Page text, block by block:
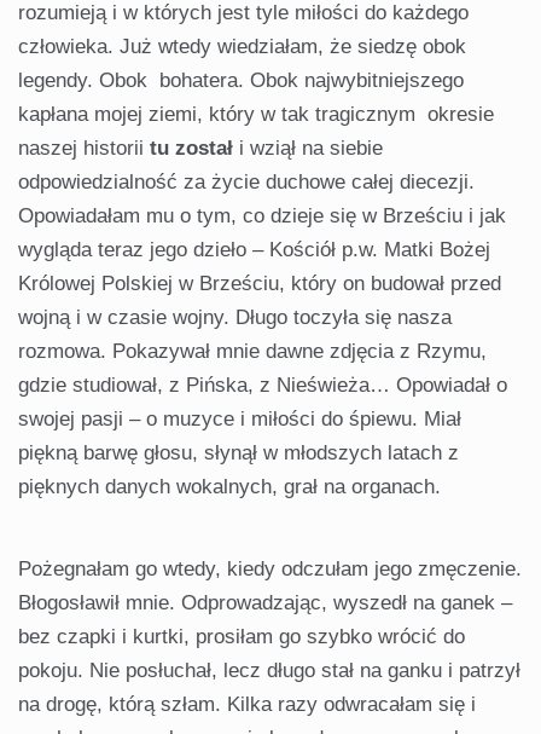
rozumieją i w których jest tyle miłości do każdego
człowieka. Już wtedy wiedziałam, że siedzę obok
legendy. Obok bohatera. Obok najwybitniejszego
kapłana mojej ziemi, który w tak tragicznym okresie
naszej historii tu został i wziął na siebie
odpowiedzialność za życie duchowe całej diecezji.
Opowiadałam mu o tym, co dzieje się w Brześciu i jak
wygląda teraz jego dzieło – Kościół p.w. Matki Bożej
Królowej Polskiej w Brześciu, który on budował przed
wojną i w czasie wojny. Długo toczyła się nasza
rozmowa. Pokazywał mnie dawne zdjęcia z Rzymu,
gdzie studiował, z Pińska, z Nieświeża… Opowiadał o
swojej pasji – o muzyce i miłości do śpiewu. Miał
piękną barwę głosu, słynął w młodszych latach z
pięknych danych wokalnych, grał na organach.
Pożegnałam go wtedy, kiedy odczułam jego zmęczenie.
Błogosławił mnie. Odprowadzając, wyszedł na ganek –
bez czapki i kurtki, prosiłam go szybko wrócić do
pokoju. Nie posłuchał, lecz długo stał na ganku i patrzył
na drogę, którą szłam. Kilka razy odwracałam się i